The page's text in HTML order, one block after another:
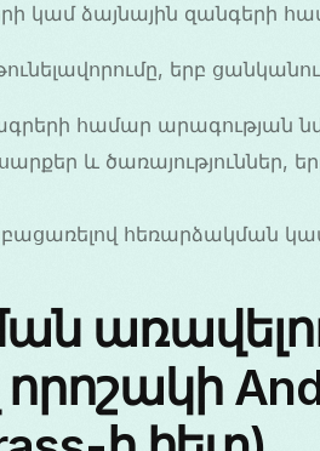
կամ ձայնային զանգերի
երբ
համար արագության
և
հեռարձակման